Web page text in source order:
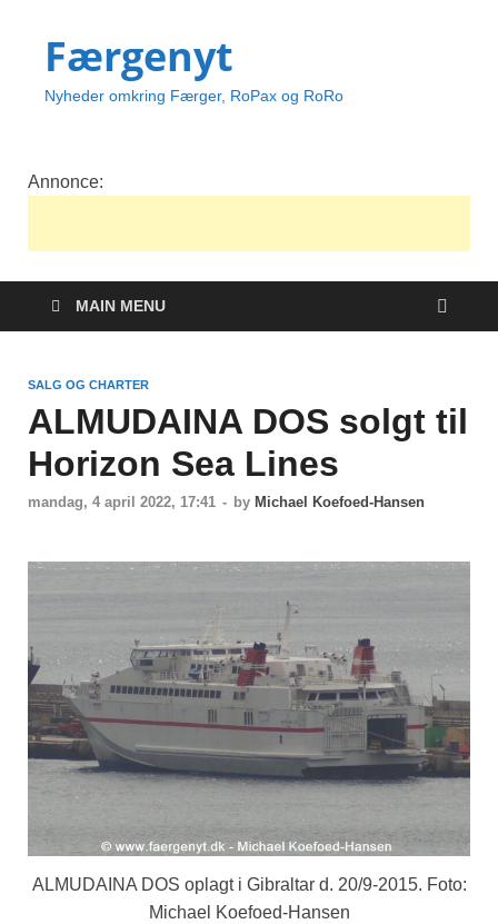
Færgenyt
Nyheder omkring Færger, RoPax og RoRo
Annonce:
MAIN MENU
SALG OG CHARTER
ALMUDAINA DOS solgt til
Horizon Sea Lines
mandag, 4 april 2022, 17:41 - by Michael Koefoed-Hansen
ALMUDAINA DOS oplagt i Gibraltar d. 20/9-2015. Foto:
Michael Koefoed-Hansen